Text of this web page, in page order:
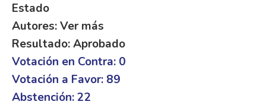
Estado
Autores: Ver más
Resultado: Aprobado
Votación en Contra: 0
Votación a Favor: 89
Abstención: 22